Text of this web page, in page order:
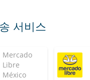
서비스
Mercado
Libre
México